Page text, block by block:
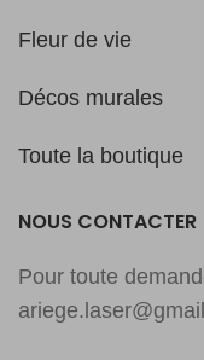
Fleur de vie
Décos murales
Toute la boutique
NOUS CONTACTER
Pour toute